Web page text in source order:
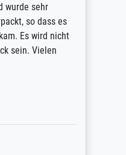
wurde sehr
so dass es
Es wird nicht
sein. Vielen